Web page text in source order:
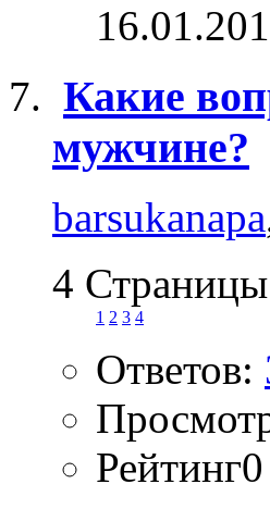
Какие
мужчине?
barsukanapa
4 Страницы
1 2 3 4
Ответов: